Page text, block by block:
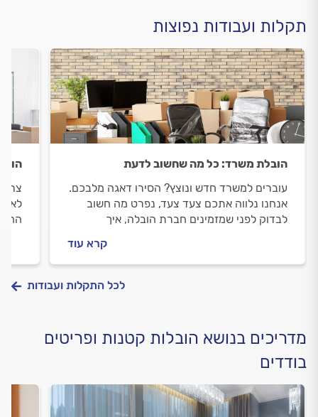
תקלות ועבודות נפוצות
הובלת משרד: כל מה שחשוב לדעת
עוברים למשרד חדש ונוצץ? הסירו דאגה מלבכם.
אנחנו נלווה אתכם צעד צעד, נפרט מה חשוב
לבדוק לפני שמזמינים חברת הובלה, איך
קרא עוד
לכל התקלות ועבודות
מדריכים בנושא הובלות קטנות ופריטים
בודדים